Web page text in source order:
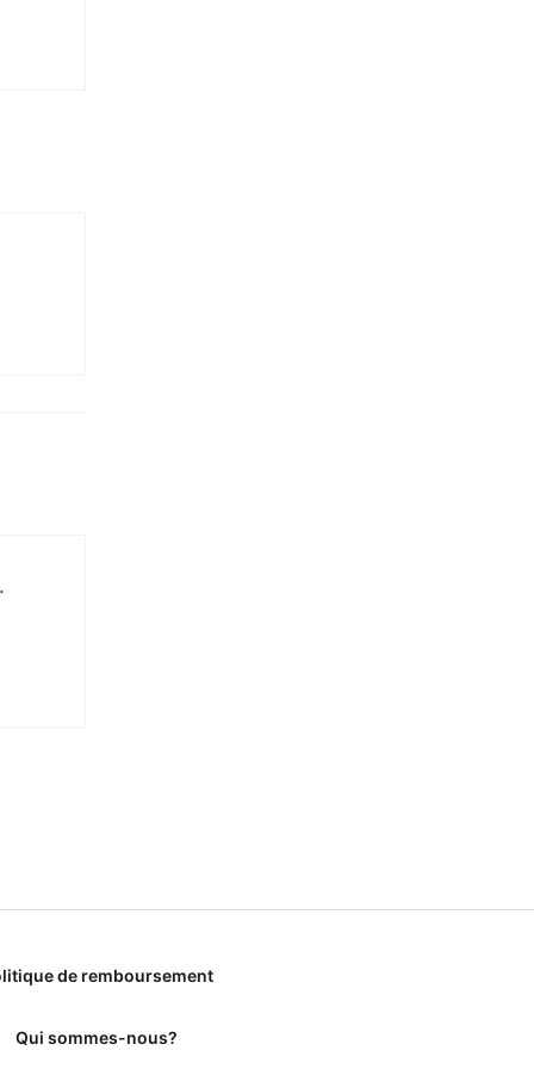
de remboursement
Qui sommes-nous?